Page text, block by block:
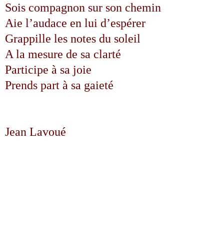
Sois compagnon sur son chemin
Aie l’audace en lui d’espérer
Grappille les notes du soleil
A la mesure de sa clarté
Participe à sa joie
Prends part à sa gaieté
Jean Lavoué